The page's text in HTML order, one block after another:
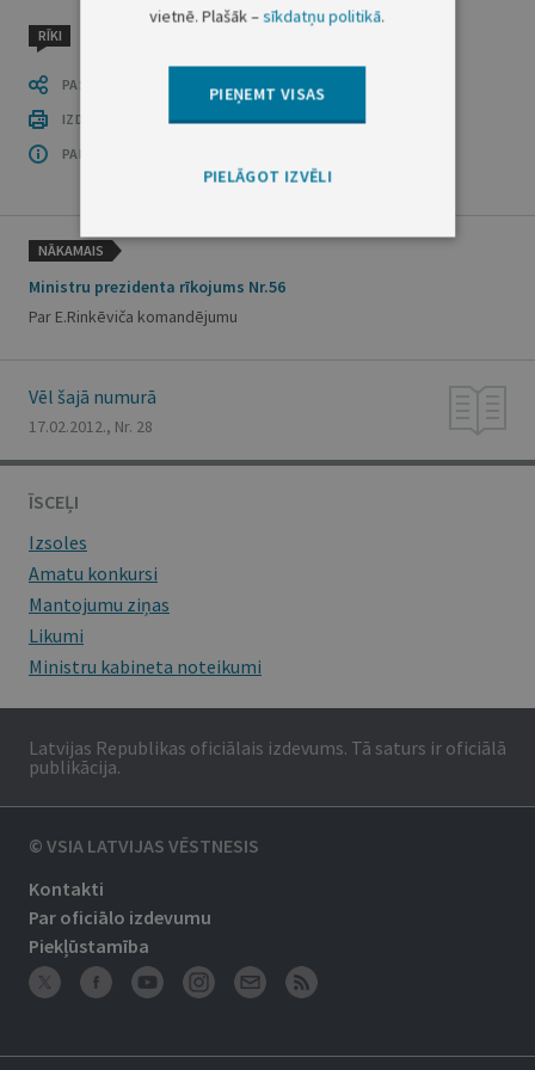
RĪKI
PASTĀSTI CITIEM
IZDRUKĀT PUBLIKĀCIJU
PAR OFICIĀLO IZDEVUMU
NĀKAMAIS
Ministru prezidenta rīkojums Nr.56
Par E.Rinkēviča komandējumu
Vēl šajā numurā
17.02.2012., Nr. 28
ĪSCEĻI
Izsoles
Amatu konkursi
Mantojumu ziņas
Likumi
Ministru kabineta noteikumi
Latvijas Republikas oficiālais izdevums. Tā saturs ir oficiālā
publikācija.
© VSIA LATVIJAS VĒSTNESIS
Kontakti
Par oficiālo izdevumu
Piekļūstamība
vietnē. Plašāk –sīkdatņu politikā.
PIEŅEMT VISAS
PIELĀGOT IZVĒLI